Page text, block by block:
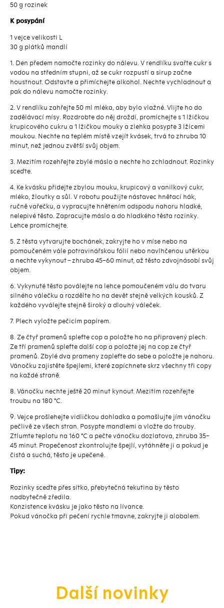
50 g rozinek
K posypání
1 vejce velikosti L
30 g plátků mandlí
1. Den předem namočte rozinky do nálevu. V rendlíku svařte cukr s
vodou na středním stupni, až se cukr rozpustí a sirup začne
houstnout. Odstavte a přimíchejte alkohol. Nechte vychladnout a
pak do nálevu namočte rozinky.
2. V rendlíku zahřejte 50 ml mléka, aby bylo vlažné. Vlijte ho do
zadělávací mísy. Rozdrobte do něj droždí, promíchejte s 1 lžičkou
krupicového cukru a 1 lžičkou mouky a zlehka posypte 3 lžícemi
moukou. Nechte na teplém místě vzejít kvásek, trvá to zhruba 10
minut, než jednou zvětší svůj objem.
3. Mezitím rozehřejte zbylé máslo a nechte ho zchladnout. Rozinky
sceďte.
4. Ke kvásku přidejte zbylou mouku, krupicový a vanilkový cukr,
mléko, žloutky a sůl. V robotu použijte nástavec hnětací hák,
ručně vařečku, a vypracujte hnětením odspodu nahoru hladké,
nelepivé těsto. Zapracujte máslo a do hladkého těsta rozinky.
Lehce promíchejte.
5. Z těsta vytvarujte bochánek, zakryjte ho v míse nebo na
pomoučeném vále potravinářskou fólií nebo navlhčenou utěrkou
a nechte vykynout – zhruba 45–60 minut, až těsto zdvojnásobí svůj
objem.
6. Vykynuté těsto poválejte na lehce pomoučeném válu do tvaru
silného válečku a rozdělte ho na devět stejně velkých kousků. Z
každého vyválejte stejně široký a dlouhý váleček.
7. Plech vyložte pečicím papírem.
8. Ze čtyř pramenů spleťte cop a položte ho na připravený plech.
Ze tří pramenů spleťte další cop a položte jej na cop ze čtyř
pramenů. Zbylé dva prameny zapleťte do sebe a položte je nahoru.
Vánočku zajistěte špejlemi, které zapíchnete skrz všechny tři copy
na každé straně.
8. Vánočku nechte ještě 20 minut kynout. Mezitím rozehřejte
troubu na 180 °C.
9. Vejce prošlehejte vidličkou dohladka a pomašlujte jím vánočku
pečlivě ze všech stran. Posypte mandlemi a vložte do trouby.
Ztlumte teplotu na 160 °C a pečte vánočku dozlatova, zhruba 35–
45 minut. Propečenost zkontrolujte špejlí, vytáhněte ji a pokud je
čistá a suchá, těsto je upečené.
Tipy:
Rozinky sceďte přes sítko, přebytečná tekutina by těsto
nadbytečně zředila.
Konzistence kvásku je jako těsto na lívance.
Pokud vánočka při pečení rychle tmavne, zakryjte ji alobalem.
Další novinky